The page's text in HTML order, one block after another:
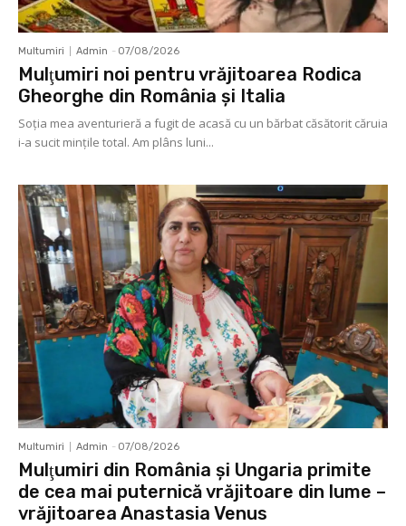
Multumiri Admin - 07/08/2026
Mulţumiri noi pentru vrăjitoarea Rodica
Gheorghe din România și Italia
Soţia mea aventurieră a fugit de acasă cu un bărbat căsătorit căruia
i-a sucit mințile total. Am plâns luni...
Multumiri Admin - 07/08/2026
Mulţumiri din România și Ungaria primite
de cea mai puternică vrăjitoare din lume –
vrăjitoarea Anastasia Venus